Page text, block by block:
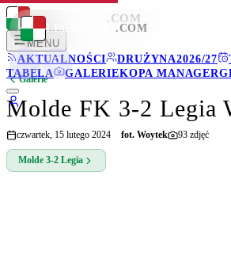
LEGIONISCI .COM
MENU
AKTUALNOŚCI
DRUŻYNA2026/27
TABELA
GALERIEKOPA MANAGER
LEGIONISCI .COM
Galerie
Molde FK 3-2 Legia
czwartek, 15 lutego 2024 fot. Woytek 93 zdjęć
Molde 3-2 Legia